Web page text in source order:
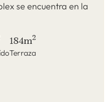
se encuentra en la
184m2
Terraza